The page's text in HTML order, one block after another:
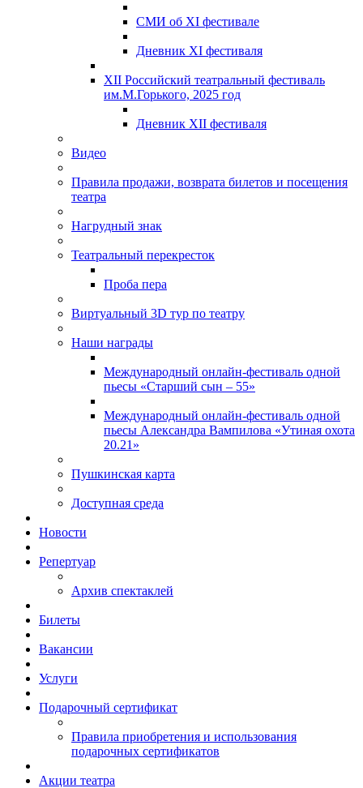
СМИ об XI фестивале
Дневник XI фестиваля
XII Российский театральный фестиваль
им.М.Горького, 2025 год
Дневник XII фестиваля
Видео
Правила продажи, возврата билетов и посещения
театра
Нагрудный знак
Театральный перекресток
Проба пера
Виртуальный 3D тур по театру
Наши награды
Международный онлайн-фестиваль одной
пьесы «Старший сын – 55»
Международный онлайн-фестиваль одной
пьесы Александра Вампилова «Утиная охота
20.21»
Пушкинская карта
Доступная среда
Новости
Репертуар
Архив спектаклей
Билеты
Вакансии
Услуги
Подарочный сертификат
Правила приобретения и использования
подарочных сертификатов
Акции театра